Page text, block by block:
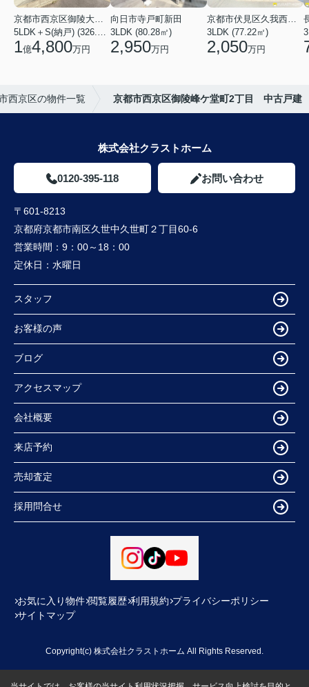
1億4,800万円
向日市寺戸町新田
3LDK (80.28㎡)
2,950万円
3LDK (77.22㎡)
2,050万円
西京区の物件一覧 京都市西京区御陵峰ケ堂町2丁目 中古戸建
株式会社クラストホーム
0120-395-118 お問い合わせ
〒601-8213
京都府京都市南区久世中久世町２丁目60-6
営業時間： 9：00～18：00
定休日： 水曜日
スタッフ
お客様の声
ブログ
アクセスマップ
会社概要
来店予約
売却査定
採用問合せ
お気に入り物件 閲覧履歴 利用規約 プライバシーポリシー
サイトマップ
Copyright(c) 株式会社クラストホーム All Rights Reserved.